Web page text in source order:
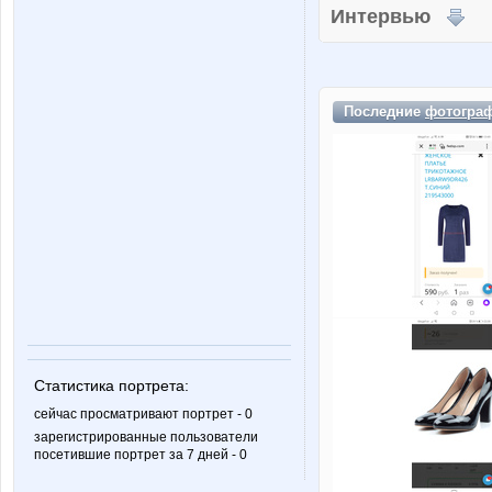
Статистика портрета:
сейчас просматривают портрет - 0
зарегистрированные пользователи
посетившие портрет за 7 дней - 0
Интервью
Последние